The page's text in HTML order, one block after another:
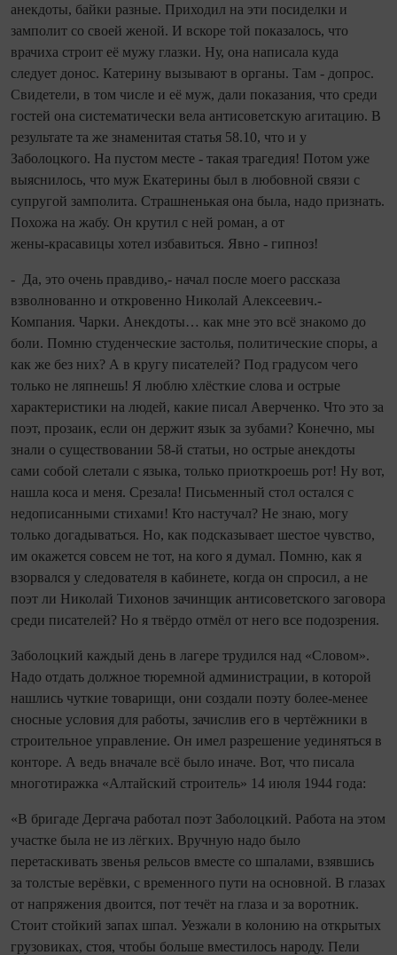
анекдоты, байки разные. Приходил на эти посиделки и
замполит со своей женой. И вскоре той показалось, что
врачиха строит её мужу глазки. Ну, она написала куда
следует донос. Катерину вызывают в органы. Там - допрос.
Свидетели, в том числе и её муж, дали показания, что среди
гостей она систематически вела антисоветскую агитацию. В
результате та же знаменитая статья 58.10, что и у
Заболоцкого. На пустом месте - такая трагедия! Потом уже
выяснилось, что муж Екатерины был в любовной связи с
супругой замполита. Страшненькая она была, надо признать.
Похожа на жабу. Он крутил с ней роман, а от
жены‑красавицы хотел избавиться. Явно - гипноз!
- Да, это очень правдиво,- начал после моего рассказа
взволнованно и откровенно Николай Алексеевич.-
Компания. Чарки. Анекдоты… как мне это всё знакомо до
боли. Помню студенческие застолья, политические споры, а
как же без них? А в кругу писателей? Под градусом чего
только не ляпнешь! Я люблю хлёсткие слова и острые
характеристики на людей, какие писал Аверченко. Что это за
поэт, прозаик, если он держит язык за зубами? Конечно, мы
знали о существовании 58‑й статьи, но острые анекдоты
сами собой слетали с языка, только приоткроешь рот! Ну вот,
нашла коса и меня. Срезала! Письменный стол остался с
недописанными стихами! Кто настучал? Не знаю, могу
только догадываться. Но, как подсказывает шестое чувство,
им окажется совсем не тот, на кого я думал. Помню, как я
взорвался у следователя в кабинете, когда он спросил, а не
поэт ли Николай Тихонов зачинщик антисоветского заговора
среди писателей? Но я твёрдо отмёл от него все подозрения.
Заболоцкий каждый день в лагере трудился над «Словом».
Надо отдать должное тюремной администрации, в которой
нашлись чуткие товарищи, они создали поэту более‑менее
сносные условия для работы, зачислив его в чертёжники в
строительное управление. Он имел разрешение уединяться в
конторе. А ведь вначале всё было иначе. Вот, что писала
многотиражка «Алтайский строитель» 14 июля 1944 года:
«В бригаде Дергача работал поэт Заболоцкий. Работа на этом
участке была не из лёгких. Вручную надо было
перетаскивать звенья рельсов вместе со шпалами, взявшись
за толстые верёвки, с временного пути на основной. В глазах
от напряжения двоится, пот течёт на глаза и за воротник.
Стоит стойкий запах шпал. Уезжали в колонию на открытых
грузовиках, стоя, чтобы больше вместилось народу. Пели